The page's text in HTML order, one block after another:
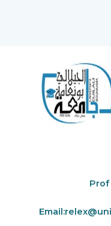
Prof
Email: